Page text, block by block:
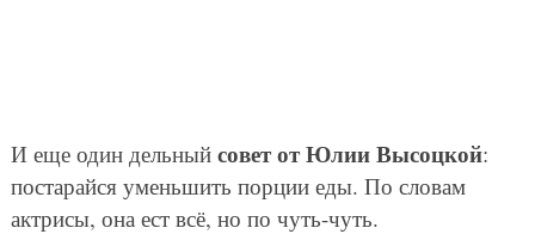
И еще один дельный совет от Юлии Высоцкой:
постарайся уменьшить порции еды. По словам
актрисы, она ест всё, но по чуть-чуть.